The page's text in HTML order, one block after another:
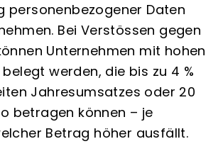
personenbezogener Daten
Bei Verstössen gegen
Unternehmen mit hohen
werden, die bis zu 4 %
Jahresumsatzes oder 20
betragen können – je
Betrag höher ausfällt.